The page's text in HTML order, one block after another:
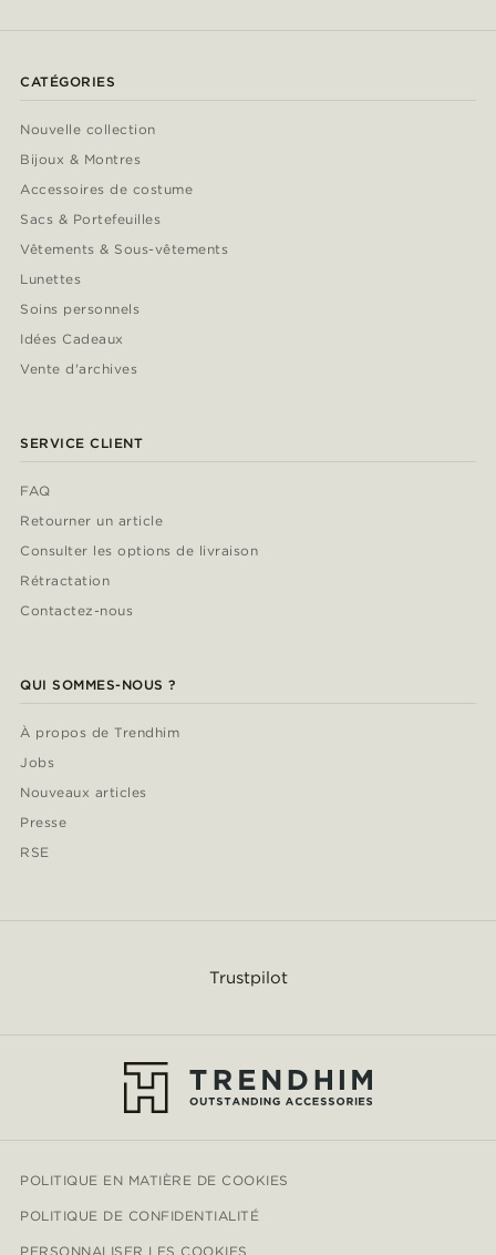
CATÉGORIES
Nouvelle collection
Bijoux & Montres
Accessoires de costume
Sacs & Portefeuilles
Vêtements & Sous-vêtements
Lunettes
Soins personnels
Idées Cadeaux
Vente d'archives
SERVICE CLIENT
FAQ
Retourner un article
Consulter les options de livraison
Rétractation
Contactez-nous
QUI SOMMES-NOUS ?
À propos de Trendhim
Jobs
Nouveaux articles
Presse
RSE
Trustpilot
POLITIQUE EN MATIÈRE DE COOKIES
POLITIQUE DE CONFIDENTIALITÉ
PERSONNALISER LES COOKIES